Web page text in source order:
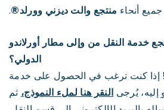
أنحاء منتجع والت ديزني وورلد®.
خدمة النقل من وإلى مطار أورلاندو
الدولي؟
إذا كنت ترغب في الحصول على خدمة
يُرجى النقر هنا لملء النموذج، ثم